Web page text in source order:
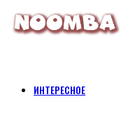
ИНТЕРЕСНОЕ